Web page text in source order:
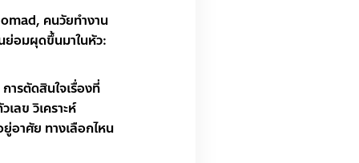
คนวัยทำงาน
ย่อมผุดขึ้นมาในหัว:
ารตัดสินใจเรื่องที่
ลข วิเคราะห์
อาศัย ทางเลือกไหน